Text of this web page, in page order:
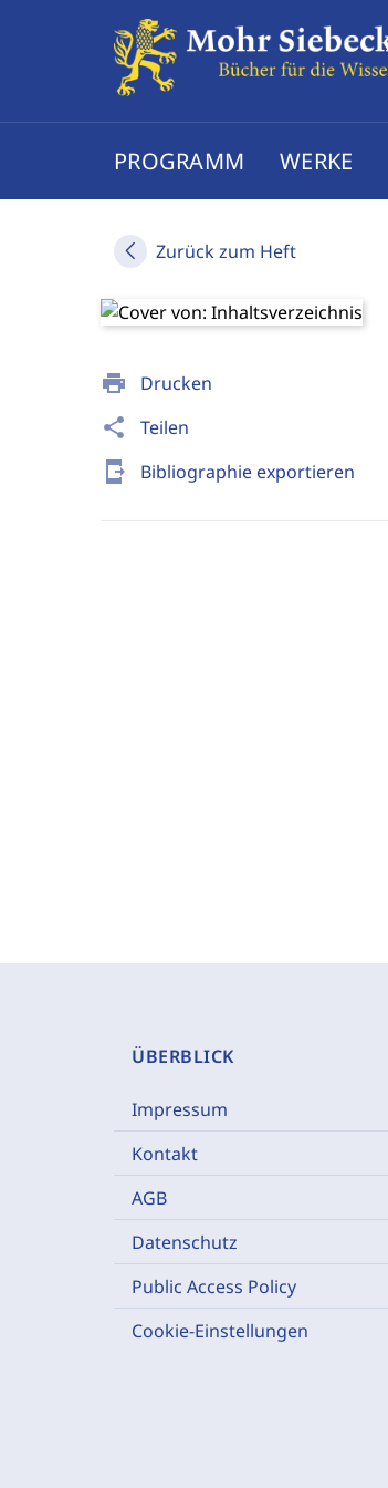
PROGRAMM WERKE
Zurück zum Heft
print Drucken
share Teilen
send_to_mobile Bibliographie exportieren
ÜBERBLICK
Impressum
Kontakt
AGB
Datenschutz
Public Access Policy
Cookie-Einstellungen